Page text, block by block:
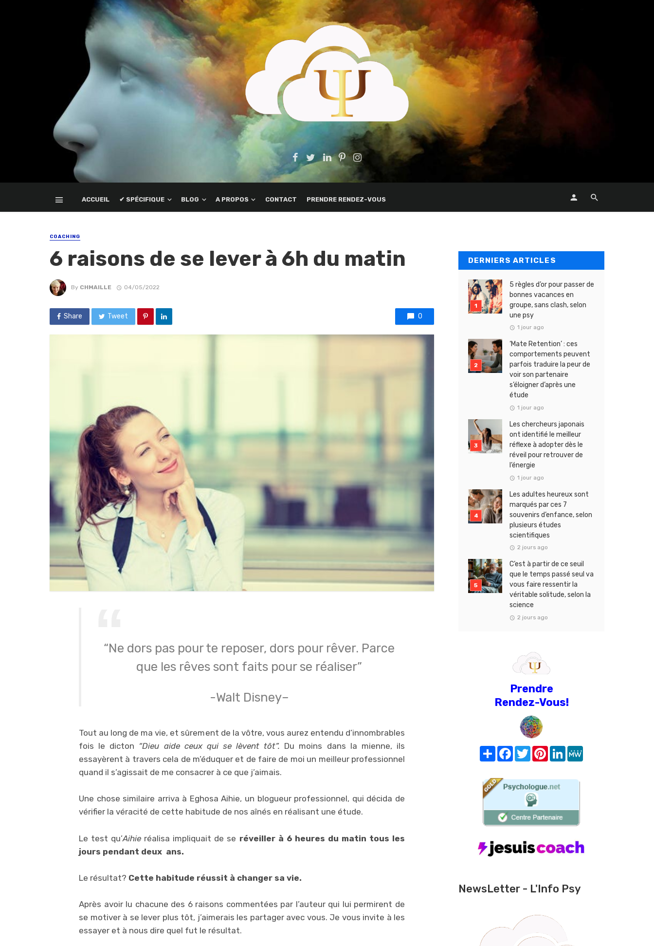
ACCUEIL ✔ SPÉCIFIQUE BLOG A PROPOS CONTACT PRENDRE RENDEZ-VOUS
COACHING
6 raisons de se lever à 6h du matin
By CHMAILLE 04/05/2022
Share Tweet 0
“Ne dors pas pour te reposer, dors pour rêver. Parce
que les rêves sont faits pour se réaliser”
-Walt Disney–
Tout au long de ma vie, et sûrement de la vôtre, vous aurez entendu d’innombrables
fois le dicton “Dieu aide ceux qui se lèvent tôt”. Du moins dans la mienne, ils
essayèrent à travers cela de m’éduquer et de faire de moi un meilleur professionnel
quand il s’agissait de me consacrer à ce que j’aimais.
Une chose similaire arriva à Eghosa Aihie, un blogueur professionnel, qui décida de
vérifier la véracité de cette habitude de nos aînés en réalisant une étude.
Le test qu’Aihie réalisa impliquait de se réveiller à 6 heures du matin tous les
jours pendant deux ans.
Le résultat? Cette habitude réussit à changer sa vie.
Après avoir lu chacune des 6 raisons commentées par l’auteur qui lui permirent de
se motiver à se lever plus tôt, j’aimerais les partager avec vous. Je vous invite à les
essayer et à nous dire quel fut le résultat.
DERNIERS ARTICLES
5 règles d’or pour passer de
bonnes vacances en
groupe, sans clash, selon
une psy
1 jour ago
‘Mate Retention’ : ces
comportements peuvent
parfois traduire la peur de
voir son partenaire
s’éloigner d’après une
étude
1 jour ago
Les chercheurs japonais
ont identifié le meilleur
réflexe à adopter dès le
réveil pour retrouver de
l’énergie
1 jour ago
Les adultes heureux sont
marqués par ces 7
souvenirs d’enfance, selon
plusieurs études
scientifiques
2 jours ago
C’est à partir de ce seuil
que le temps passé seul va
vous faire ressentir la
véritable solitude, selon la
science
2 jours ago
Prendre
Rendez-Vous!
Share FacebookTwitterPinterest
LinkedIn
NewsLetter - L'Info Psy